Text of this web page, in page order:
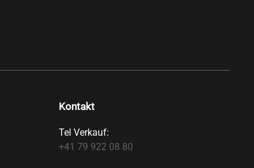
Kontakt
Tel Verkauf:
+41 79 922 08 80